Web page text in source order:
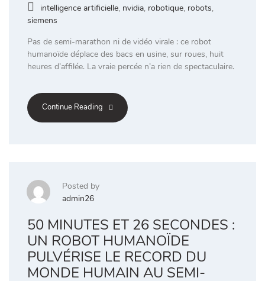
intelligence artificielle, nvidia, robotique, robots,
siemens
Pas de semi-marathon ni de vidéo virale : ce robot
humanoïde déplace des bacs en usine, sur roues, huit
heures d’affilée. La vraie percée n’a rien de spectaculaire.
Continue Reading
Posted by
admin26
50 MINUTES ET 26 SECONDES :
UN ROBOT HUMANOÏDE
PULVÉRISE LE RECORD DU
MONDE HUMAIN AU SEMI-